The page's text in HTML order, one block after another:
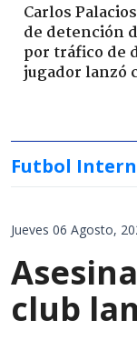
Carlos
de detención
por tráfico de
jugador lanzó
Futbol
Jueves 06 Agosto,
club